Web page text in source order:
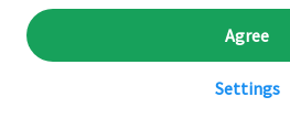
Settings
Agree